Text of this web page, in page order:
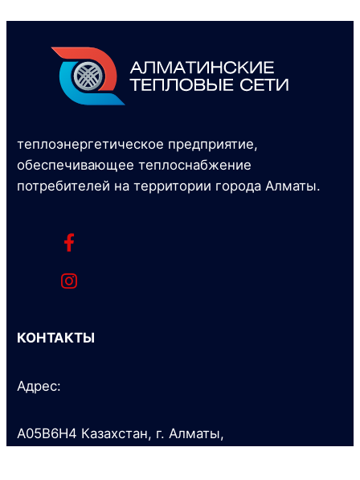
теплоэнергетическое предприятие,
обеспечивающее теплоснабжение
потребителей на территории города Алматы.
КОНТАКТЫ
Адрес:
A05B6H4 Казахстан, г. Алматы,